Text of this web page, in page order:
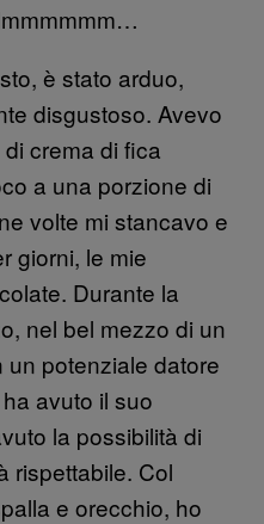
è stato arduo,
disgustoso. Avevo
crema di fica
a una porzione di
volte mi stancavo e
giorni, le mie
Durante la
nel bel mezzo di un
potenziale datore
avuto il suo
la possibilità di
rispettabile. Col
e orecchio, ho